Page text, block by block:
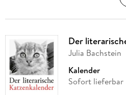
Der
Julia Bachstein
Kalender
Sofort lieferbar